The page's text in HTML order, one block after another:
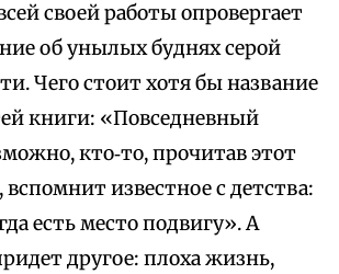
своей работы опровергает
об унылых буднях серой
Чего стоит хотя бы название
книги: «Повседневный
кто‑то, прочитав этот
вспомнит известное с детства:
есть место подвигу». А
другое: плоха жизнь,